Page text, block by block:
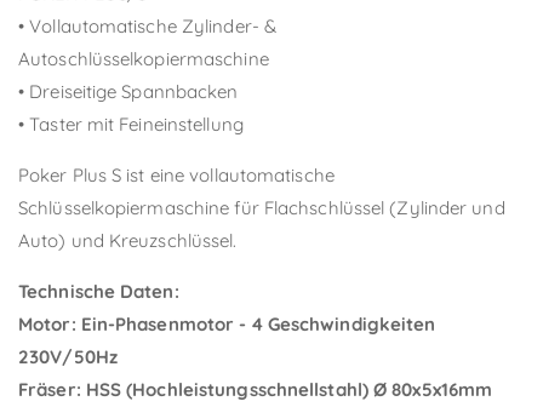
• Vollautomatische Zylinder- &
Autoschlüsselkopiermaschine
• Dreiseitige Spannbacken
• Taster mit Feineinstellung
Poker Plus S ist eine vollautomatische
Schlüsselkopiermaschine für Flachschlüssel (Zylinder und
Auto) und Kreuzschlüssel.
Technische Daten:
Motor: Ein-Phasenmotor - 4 Geschwindigkeiten
230V/50Hz
Fräser: HSS (Hochleistungsschnellstahl) Ø 80x5x16mm